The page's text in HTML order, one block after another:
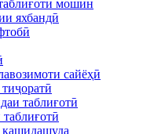
мошин
яхбандӣ
сайёҳӣ
таблиғотӣ
кашидашуда